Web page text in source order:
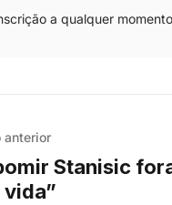
a qualquer
anterior
Stanisic
vida”